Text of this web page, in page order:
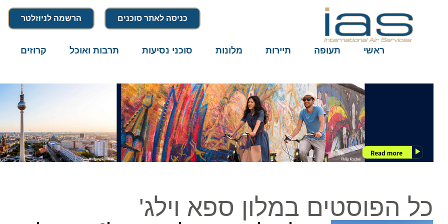
כניסה לאתר סוכנים הרשמה לניוזלטר
ראשי תעופה תיירות מלונות סוכני נסיעות תרבות ואוכל קרוזים
כל הפוסטים במלון ספא וילג'